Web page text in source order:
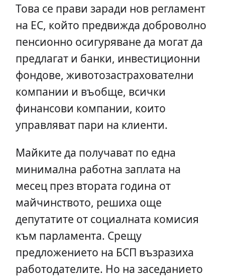
Това се прави заради нов регламент
на ЕС, който предвижда доброволно
пенсионно осигуряване да могат да
предлагат и банки, инвестиционни
фондове, животозастрахователни
компании и въобще, всички
финансови компании, които
управляват пари на клиенти.
Майките да получават по една
минимална работна заплата на
месец през втората година от
майчинството, решиха още
депутатите от социалната комисия
към парламента. Срещу
предложението на БСП възразиха
работодателите. Но на заседанието